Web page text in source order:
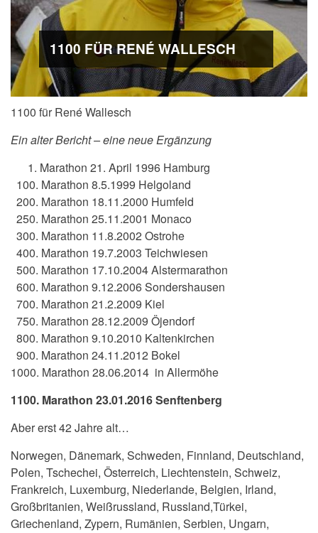
1100 FÜR RENÉ WALLESCH
1100 für René Wallesch
Ein alter Bericht – eine neue Ergänzung
1. Marathon 21. April 1996 Hamburg
100. Marathon 8.5.1999 Helgoland
200. Marathon 18.11.2000 Humfeld
250. Marathon 25.11.2001 Monaco
300. Marathon 11.8.2002 Ostrohe
400. Marathon 19.7.2003 Teichwiesen
500. Marathon 17.10.2004 Alstermarathon
600. Marathon 9.12.2006 Sondershausen
700. Marathon 21.2.2009 Kiel
750. Marathon 28.12.2009 Öjendorf
800. Marathon 9.10.2010 Kaltenkirchen
900. Marathon 24.11.2012 Bokel
1000. Marathon 28.06.2014 in Allermöhe
1100. Marathon 23.01.2016 Senftenberg
Aber erst 42 Jahre alt…
Norwegen, Dänemark, Schweden, Finnland, Deutschland,
Polen, Tschechei, Österreich, Liechtenstein, Schweiz,
Frankreich, Luxemburg, Niederlande, Belgien, Irland,
Großbritanien, Weißrussland, Russland,Türkei,
Griechenland, Zypern, Rumänien, Serbien, Ungarn,